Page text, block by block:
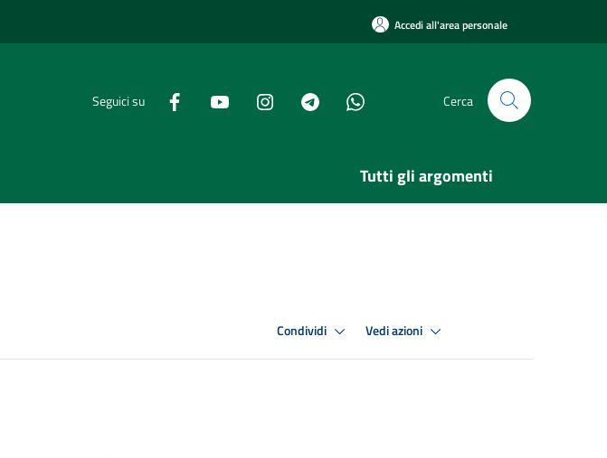
Accedi all'area personale
Seguici su Cerca
Tutti gli argomenti
Condividi Vedi azioni